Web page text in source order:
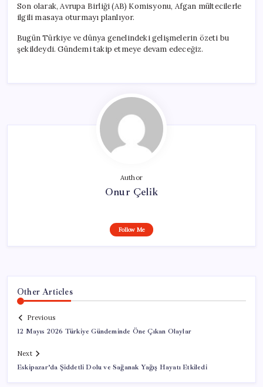
Son olarak, Avrupa Birliği (AB) Komisyonu, Afgan mültecilerle
ilgili masaya oturmayı planlıyor.
Bugün Türkiye ve dünya genelindeki gelişmelerin özeti bu
şekildeydi. Gündemi takip etmeye devam edeceğiz.
Author
Onur Çelik
Follow Me
Other Articles
Previous
12 Mayıs 2026 Türkiye Gündeminde Öne Çıkan Olaylar
Next
Eskipazar’da Şiddetli Dolu ve Sağanak Yağış Hayatı Etkiledi